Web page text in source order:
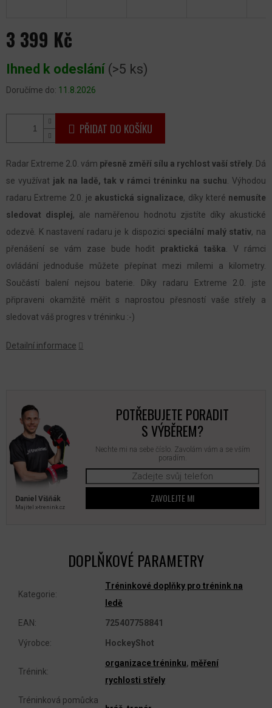
3 399 Kč
cena:
Ihned k odeslání (>5 ks)
Doručíme do: 11.8.2026
PŘIDAT DO KOŠÍKU
Radar Extreme 2.0. vám přesně změří sílu a rychlost vaší střely . Dá
se využívat jak na ladě, tak v rámci tréninku na suchu . Výhodou
radaru Extreme 2.0. je akustická signalizace, díky které nemusíte
sledovat displej, ale naměřenou hodnotu zjistíte díky akustické
odezvě. K nastavení radaru je k dispozici speciální malý stativ, na
přenášení se vám zase bude hodit praktická taška . V rámci
ovládání jednoduše můžete přepínat mezi mílemi a kilometry.
Součástí balení nejsou baterie. Díky radaru Extreme 2.0. jste
připraveni okamžitě měřit s naprostou přesností vaše střely a
sledovat váš progres v tréninku :-)
Detailní informace
Daniel Višňák
Majitel x‑trenink.cz
POTŘEBUJETE PORADIT
S VÝBĚREM?
Nechte mi na sebe číslo. Zavolám vám a se vším
poradím.
ZAVOLEJTE MI
DOPLŇKOVÉ PARAMETRY
Kategorie:
Tréninkové doplňky pro trénink na
ledě
EAN: 725407758841
Výrobce: HockeyShot
Trénink:
organizace tréninku, měření
rychlosti střely
Tréninková pomůcka